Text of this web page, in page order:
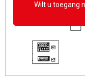
Wilt u toegang